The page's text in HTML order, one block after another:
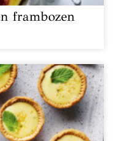
frambozen